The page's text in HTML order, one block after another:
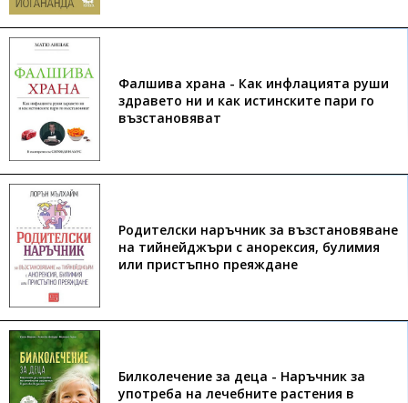
Фалшива храна - Как инфлацията руши
здравето ни и как истинските пари го
възстановяват
Родителски наръчник за възстановяване
на тийнейджъри с анорексия, булимия
или пристъпно преяждане
Билколечение за деца - Наръчник за
употреба на лечебните растения в